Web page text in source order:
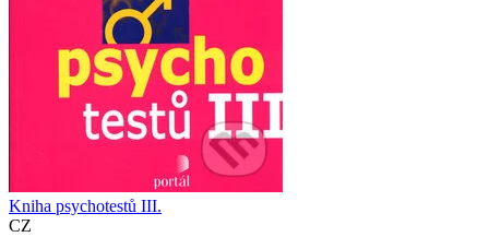
Kniha psychotestů III.
CZ